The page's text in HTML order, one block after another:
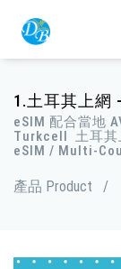
1.土耳其上網 -
eSIM 配合當地
Turkcell 土耳其
eSIM / Multi-
產品 Product /